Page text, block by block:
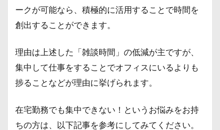
ークが可能なら、積極的に活用することで時間を
創出することができます。
理由は上述した「雑談時間」の低減が主ですが、
集中して仕事をすることでオフィスにいるよりも
捗ることなどが理由に挙げられます。
在宅勤務でも集中できない！というお悩みをお持
ちの方は、以下記事を参考にしてみてください。